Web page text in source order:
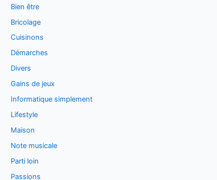
Bien être
Bricolage
Cuisinons
Démarches
Divers
Gains de jeux
Informatique simplement
Lifestyle
Maison
Note musicale
Parti loin
Passions